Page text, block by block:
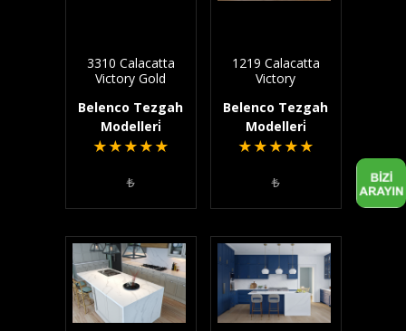
3310 Calacatta
Victory Gold
Belenco Tezgah
Modelleri̇
★ ★ ★ ★ ★
₺
1219 Calacatta
Victory
Belenco Tezgah
Modelleri̇
★ ★ ★ ★ ★
₺